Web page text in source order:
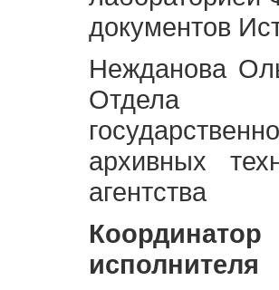
документов
Нежданова
Отдела
архивных
агентства
исполнителя